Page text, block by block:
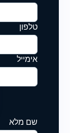
טלפון
אימייל
שם מלא